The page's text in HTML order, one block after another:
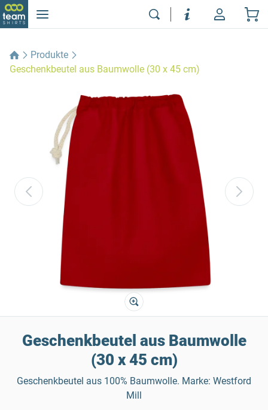
Produkte
Geschenkbeutel aus Baumwolle (30 x 45 cm)
Geschenkbeutel aus Baumwolle
(30 x 45 cm)
Geschenkbeutel aus 100% Baumwolle. Marke: Westford
Mill